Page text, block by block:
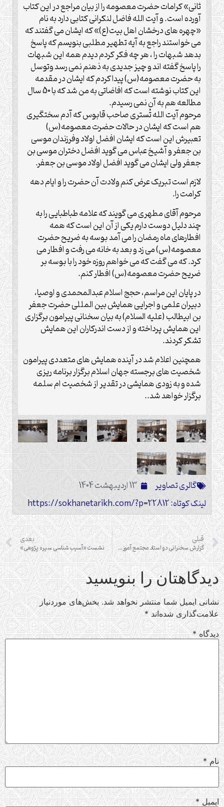
ثانی» کرامات حضرت معصومه را از بیان مراجع در این کتاب
آورده است. و آیت الله فاضل لنکرانی کتابی دارد به نام
«چهره های درخشان اهل بیت(ع)» که ایشان می گفتند که
می خواستند راجع به آیه تطهیر مطلبی بنویسم که پاسخ
بدهد شبهات را ، هر چه فکر کردم دیدم همه این شبهات
را پاسخ گفته اند و چیز جدیدی به ذهنم نمی رسد وتوسل
به حضرت معصومه(س) پیدا کردم که ایشان در مقدمه
این کتاب نوشته است که افاضاتی به من شد که با 50 سال
مطالعه هم به آن نمی رسیدم.
مرحوم آیت الله تُستری صاحب قابوس که آدم سختگیری
هم است که ایشان در حالات حضرت معصومه(س)
تعبیرش این است که ایشان افضل اولاد وفرزندان موسی
بن جعفر و آشیخ عباس می گوید افضل دختران موسی بن
جعفر ولی ایشان می گوید افضل اولاد موسی بن جعفر.
لازم است تبریک عرض کنم ولادت آن حضرت را و ایام دهه
کرامت را.
مرحوم آقای مطهری می گویند که علامه طباطبایی را به
چند دلیل دوست دارم یکی از آن این است که همه
افطارهای ماه رمضان را می آمد بوسه به ضریح حضرت
معصومه(س) می زد و بعد به خانه می رفت و افطار می
کرد. که می گفت که می خواهم روزه خود را با بوسه بر
ضریح حضرت معصومه(س) افطار کنم.
در پایان این مراسم، حجج اسلام عبدالمحمدی و اوصیا،
دبیران علمی و اجرایی همایش بین المللی حضرت جعفر
بن ابیطالب (علیه السلام) به بیان سخنانی پیرامون برگزاری
این همایش پرداخته و از دست اندرکاران این همایش
تشکر کردند.
همچنین اعلام شد در آینده همایش های متعددی پیرامون
شخصیت های برجسته جهان اسلام برگزار برنامه ریزی
شده و به زودی همایشی در تقدیر از شخصیت ام سلمه
برگزار خواهد شد..
گالری تصاویر
13 اردیبهشت 1404
لینک کوتاه: https://sokhanetarikh.com/?p=22812
قبلی
گزارش سخنرانی دو استاد مجتمع آموزش عالی تاریخ در جلسه هم اندیشی علمی «حج و امت سازی اسلامی»
بعدی
نشست «آسیب شناسی سیره پژوهی»
دیدگاهتان را بنویسید
نشانی ایمیل شما منتشر نخواهد شد. بخش‌های موردنیاز
علامت‌گذاری شده‌اند*
دیدگاه*
نام*
ایمیل*